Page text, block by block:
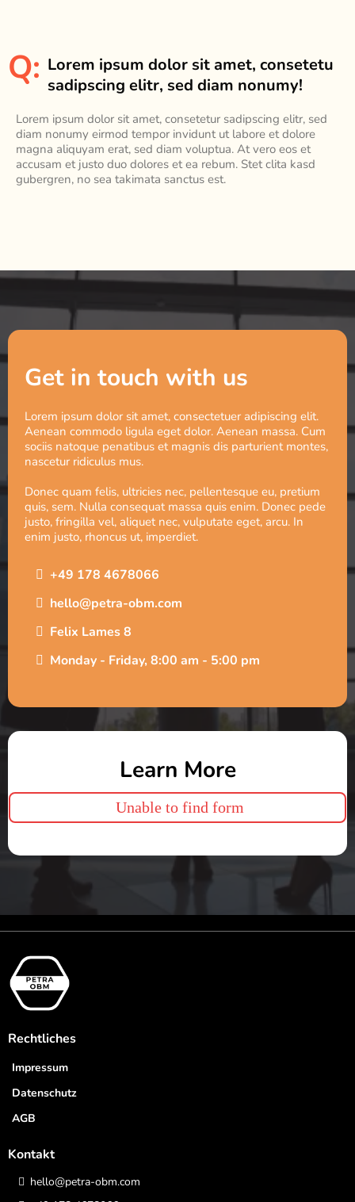
Q: Lorem ipsum dolor sit amet, consetetu
sadipscing elitr, sed diam nonumy!
Lorem ipsum dolor sit amet, consetetur sadipscing elitr, sed
diam nonumy eirmod tempor invidunt ut labore et dolore
magna aliquyam erat, sed diam voluptua. At vero eos et
accusam et justo duo dolores et ea rebum. Stet clita kasd
gubergren, no sea takimata sanctus est.
Get in touch with us
Lorem ipsum dolor sit amet, consectetuer adipiscing elit.
Aenean commodo ligula eget dolor. Aenean massa. Cum
sociis natoque penatibus et magnis dis parturient montes,
nascetur ridiculus mus.
Donec quam felis, ultricies nec, pellentesque eu, pretium
quis, sem. Nulla consequat massa quis enim. Donec pede
justo, fringilla vel, aliquet nec, vulputate eget, arcu. In
enim justo, rhoncus ut, imperdiet.
+49 178 4678066
hello@petra-obm.com
Felix Lames 8
Monday - Friday, 8:00 am - 5:00 pm
Learn More
Unable to find form
Rechtliches
Impressum
Datenschutz
AGB
Kontakt
hello@petra-obm.com